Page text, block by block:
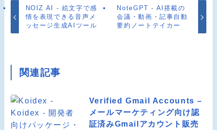
NOIZ AI - 絵文字で感
情を表現できる音声メ
ッセージ生成AIツール
NoteGPT - AI搭載の
会議・動画・記事自動
要約ノートテイカー
関連記事
Verified Gmail Accounts –
メールマーケティング向け認
証済みGmailアカウント販売